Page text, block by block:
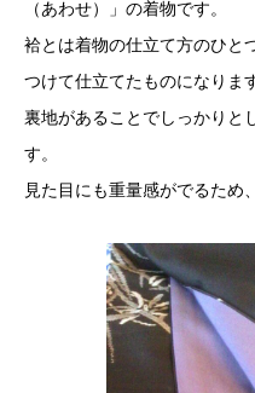
（あわせ）」の着物です。
袷とは着物の仕立て方のひと
つけて仕立てたものになりま
裏地があることでしっかりと
す。
見た目にも重量感がでるため